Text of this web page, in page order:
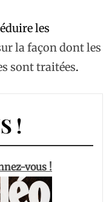
les
la façon dont les
sont traitées.
!
vous !